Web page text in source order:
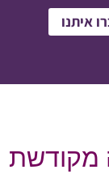
איתנו
מקודשת